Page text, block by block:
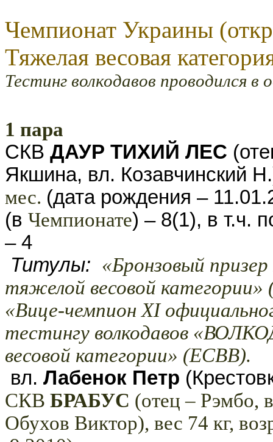
Чемпионат Украины
Тяжелая весовая
Тестинг волкодавов проводился в
1 пара
СКВ ДАУР ТИХИЙ ЛЕС
Якшина, вл. Козавчинский
мес. (дата рождения –
(в Чемпионате) – 8(1), в т.ч.
– 4
Титулы: «Бронзовый
тяжелой весовой категории»
«Вице-чемпион ХI
тестингу волкодавов
весовой категории» (ЕСВВ).
вл. Лабенок Петр
СКВ БРАБУС (отец – Рэмбо,
Обухов Виктор), вес 74 кг,